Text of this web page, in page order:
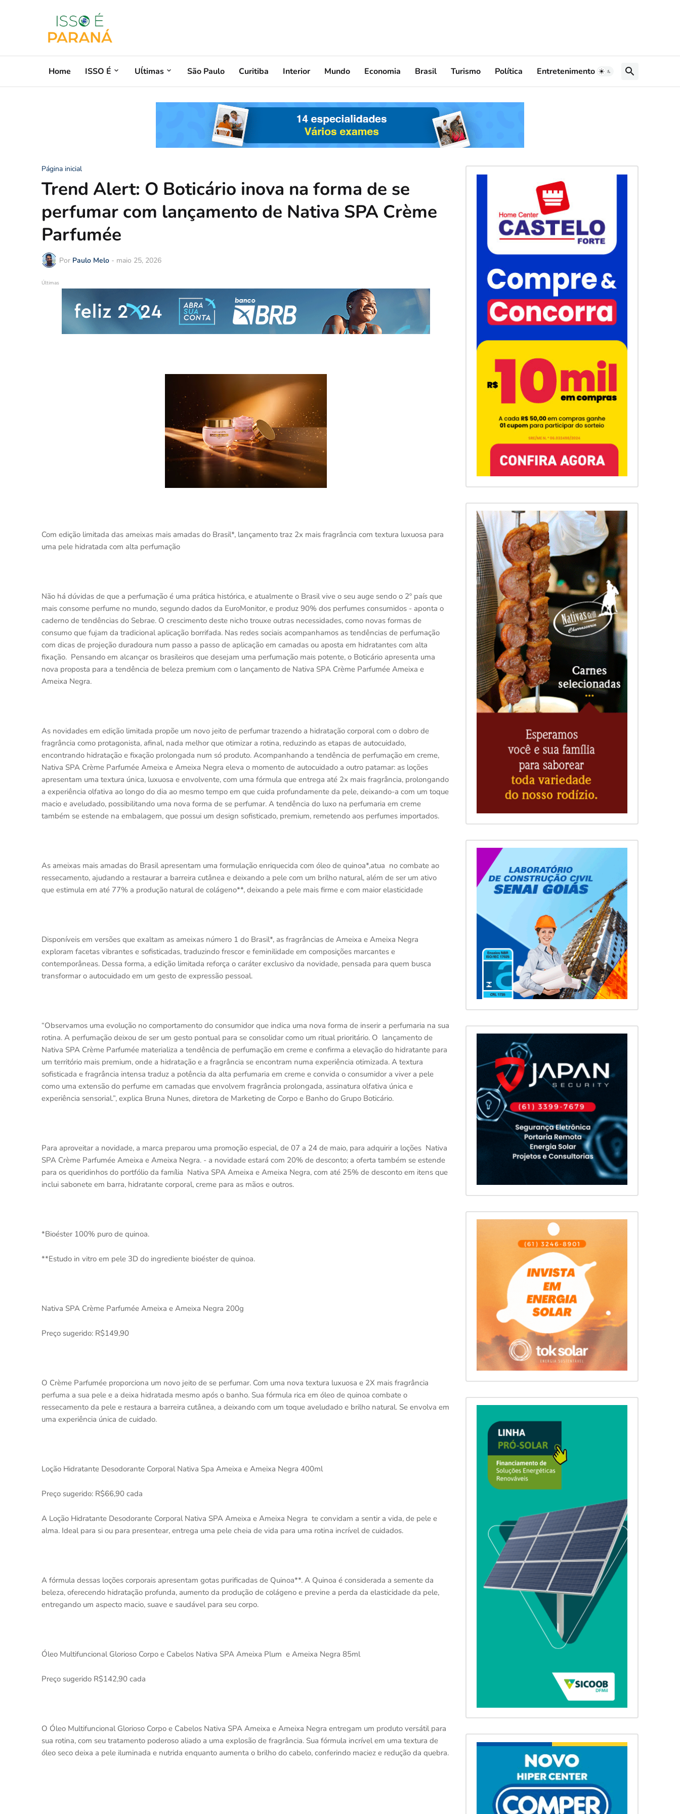
Home ISSO É Uĺtimas São Paulo Curitiba Interior Mundo Economia Brasil Turismo Política Entretenimento
Página inicial
Trend Alert: O Boticário inova na forma de se
perfumar com lançamento de Nativa SPA Crème
Parfumée
Por Paulo Melo - maio 25, 2026
Últimas
Com edição limitada das ameixas mais amadas do Brasil*, lançamento traz 2x mais fragrância com textura luxuosa para
uma pele hidratada com alta perfumação
Não há dúvidas de que a perfumação é uma prática histórica, e atualmente o Brasil vive o seu auge sendo o 2º país que
mais consome perfume no mundo, segundo dados da EuroMonitor, e produz 90% dos perfumes consumidos - aponta o
caderno de tendências do Sebrae. O crescimento deste nicho trouxe outras necessidades, como novas formas de
consumo que fujam da tradicional aplicação borrifada. Nas redes sociais acompanhamos as tendências de perfumação
com dicas de projeção duradoura num passo a passo de aplicação em camadas ou aposta em hidratantes com alta
fixação. Pensando em alcançar os brasileiros que desejam uma perfumação mais potente, o Boticário apresenta uma
nova proposta para a tendência de beleza premium com o lançamento de Nativa SPA Crème Parfumée Ameixa e
Ameixa Negra.
As novidades em edição limitada propõe um novo jeito de perfumar trazendo a hidratação corporal com o dobro de
fragrância como protagonista, afinal, nada melhor que otimizar a rotina, reduzindo as etapas de autocuidado,
encontrando hidratação e fixação prolongada num só produto. Acompanhando a tendência de perfumação em creme,
Nativa SPA Crème Parfumée Ameixa e Ameixa Negra eleva o momento de autocuidado a outro patamar: as loções
apresentam uma textura única, luxuosa e envolvente, com uma fórmula que entrega até 2x mais fragrância, prolongando
a experiência olfativa ao longo do dia ao mesmo tempo em que cuida profundamente da pele, deixando-a com um toque
macio e aveludado, possibilitando uma nova forma de se perfumar. A tendência do luxo na perfumaria em creme
também se estende na embalagem, que possui um design sofisticado, premium, remetendo aos perfumes importados.
As ameixas mais amadas do Brasil apresentam uma formulação enriquecida com óleo de quinoa*,atua no combate ao
ressecamento, ajudando a restaurar a barreira cutânea e deixando a pele com um brilho natural, além de ser um ativo
que estimula em até 77% a produção natural de colágeno**, deixando a pele mais firme e com maior elasticidade
Disponíveis em versões que exaltam as ameixas número 1 do Brasil*, as fragrâncias de Ameixa e Ameixa Negra
exploram facetas vibrantes e sofisticadas, traduzindo frescor e feminilidade em composições marcantes e
contemporâneas. Dessa forma, a edição limitada reforça o caráter exclusivo da novidade, pensada para quem busca
transformar o autocuidado em um gesto de expressão pessoal.
“Observamos uma evolução no comportamento do consumidor que indica uma nova forma de inserir a perfumaria na sua
rotina. A perfumação deixou de ser um gesto pontual para se consolidar como um ritual prioritário. O lançamento de
Nativa SPA Crème Parfumée materializa a tendência de perfumação em creme e confirma a elevação do hidratante para
um território mais premium, onde a hidratação e a fragrância se encontram numa experiência otimizada. A textura
sofisticada e fragrância intensa traduz a potência da alta perfumaria em creme e convida o consumidor a viver a pele
como uma extensão do perfume em camadas que envolvem fragrância prolongada, assinatura olfativa única e
experiência sensorial.”, explica Bruna Nunes, diretora de Marketing de Corpo e Banho do Grupo Boticário.
Para aproveitar a novidade, a marca preparou uma promoção especial, de 07 a 24 de maio, para adquirir a loções Nativa
SPA Crème Parfumée Ameixa e Ameixa Negra. - a novidade estará com 20% de desconto; a oferta também se estende
para os queridinhos do portfólio da família Nativa SPA Ameixa e Ameixa Negra, com até 25% de desconto em itens que
inclui sabonete em barra, hidratante corporal, creme para as mãos e outros.
*Bioéster 100% puro de quinoa.
**Estudo in vitro em pele 3D do ingrediente bioéster de quinoa.
Nativa SPA Crème Parfumée Ameixa e Ameixa Negra 200g
Preço sugerido: R$149,90
O Crème Parfumée proporciona um novo jeito de se perfumar. Com uma nova textura luxuosa e 2X mais fragrância
perfuma a sua pele e a deixa hidratada mesmo após o banho. Sua fórmula rica em óleo de quinoa combate o
ressecamento da pele e restaura a barreira cutânea, a deixando com um toque aveludado e brilho natural. Se envolva em
uma experiência única de cuidado.
Loção Hidratante Desodorante Corporal Nativa Spa Ameixa e Ameixa Negra 400ml
Preço sugerido: R$66,90 cada
A Loção Hidratante Desodorante Corporal Nativa SPA Ameixa e Ameixa Negra te convidam a sentir a vida, de pele e
alma. Ideal para si ou para presentear, entrega uma pele cheia de vida para uma rotina incrível de cuidados.
A fórmula dessas loções corporais apresentam gotas purificadas de Quinoa**. A Quinoa é considerada a semente da
beleza, oferecendo hidratação profunda, aumento da produção de colágeno e previne a perda da elasticidade da pele,
entregando um aspecto macio, suave e saudável para seu corpo.
Óleo Multifuncional Glorioso Corpo e Cabelos Nativa SPA Ameixa Plum e Ameixa Negra 85ml
Preço sugerido R$142,90 cada
O Óleo Multifuncional Glorioso Corpo e Cabelos Nativa SPA Ameixa e Ameixa Negra entregam um produto versátil para
sua rotina, com seu tratamento poderoso aliado a uma explosão de fragrância. Sua fórmula incrível em uma textura de
óleo seco deixa a pele iluminada e nutrida enquanto aumenta o brilho do cabelo, conferindo maciez e redução da quebra.